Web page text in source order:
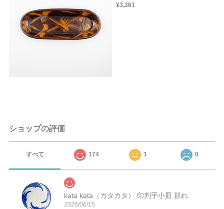
¥3,361
ショップの評価
すべて 174 1 0
kata kata（カタカタ） 印判手小皿 群れ
2026/06/15